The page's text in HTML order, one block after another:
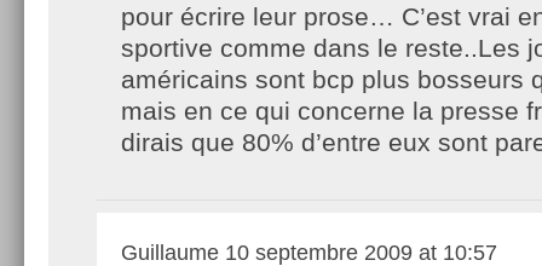
pour écrire leur prose… C’est vrai
sportive comme dans le reste..Les
américains sont bcp plus bosseurs
mais en ce qui concerne la presse
dirais que 80% d’entre eux sont
Guillaume 10 septembre 2009 at 10:57